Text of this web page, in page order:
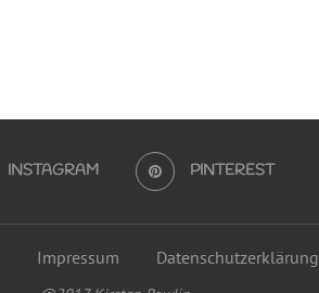
INSTAGRAM PINTEREST
Impressum Datenschutzerklärung